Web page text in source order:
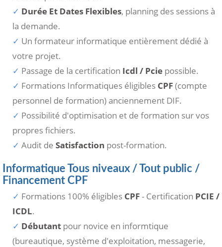
Durée Et Dates Flexibles, planning des sessions à
la demande.
Un formateur informatique entièrement dédié à
votre projet.
Passage de la certification Icdl / Pcie possible.
Formations Informatiques éligibles CPF(compte
personnel de formation) anciennement DIF.
Possibilité d'optimisation et de formation sur vos
propres fichiers.
Audit de Satisfaction post-formation.
Informatique Tous niveaux / Tout public /
Financement CPF
Formations 100% éligibles CPF- Certification PCIE /
ICDL.
Débutant pour novice en informtique
(bureautique, système d'exploitation, messagerie,